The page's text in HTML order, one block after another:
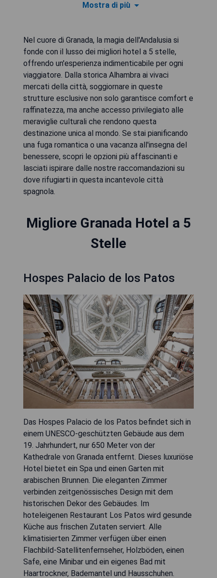
Mostra di più
Nel cuore di Granada, la magia dell'Andalusia si
fonde con il lusso dei migliori hotel a 5 stelle,
offrendo un'esperienza indimenticabile per ogni
viaggiatore. Dalla storica Alhambra ai vivaci
mercati della città, soggiornare in queste
strutture esclusive non solo garantisce comfort e
raffinatezza, ma anche accesso privilegiato alle
meraviglie culturali che rendono questa
destinazione unica al mondo. Se stai pianificando
una fuga romantica o una vacanza all'insegna del
benessere, scopri le opzioni più affascinanti e
lasciati ispirare dalle nostre raccomandazioni su
dove rifugiarti in questa incantevole città
spagnola.
Migliore Granada Hotel a 5
Stelle
Hospes Palacio de los Patos
Das Hospes Palacio de los Patos befindet sich in
einem UNESCO-geschützten Gebäude aus dem
19. Jahrhundert, nur 650 Meter von der
Kathedrale von Granada entfernt. Dieses luxuriöse
Hotel bietet ein Spa und einen Garten mit
arabischen Brunnen. Die eleganten Zimmer
verbinden zeitgenössisches Design mit dem
historischen Dekor des Gebäudes. Im
hoteleigenen Restaurant Los Patos wird gesunde
Küche aus frischen Zutaten serviert. Alle
klimatisierten Zimmer verfügen über einen
Flachbild-Satellitenfernseher, Holzböden, einen
Safe, eine Minibar und ein eigenes Bad mit
Haartrockner, Bademantel und Hausschuhen.